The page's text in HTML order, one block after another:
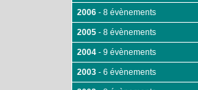
2006 - 8 évènements
2005 - 8 évènements
2004 - 9 évènements
2003 - 6 évènements